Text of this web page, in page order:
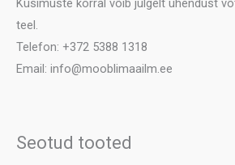
Küsimuste korral võib julgelt ühendust
teel.
Telefon: +372 5388 1318
Email: info@mooblimaailm.ee
Seotud tooted